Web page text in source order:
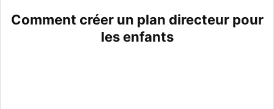
Comment créer un plan directeur pour
les enfants